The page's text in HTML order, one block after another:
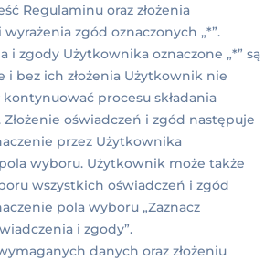
Regulaminu oraz złożenia
zgód oznaczonych „*”.
i zgody Użytkownika oznaczone „*” są
i bez ich złożenia Użytkownik nie
kontynuować procesu składania
oświadczeń i zgód następuje
przez Użytkownika
wyboru. Użytkownik może także
wszystkich oświadczeń i zgód
pola wyboru „Zaznacz
i zgody”.
danych oraz złożeniu